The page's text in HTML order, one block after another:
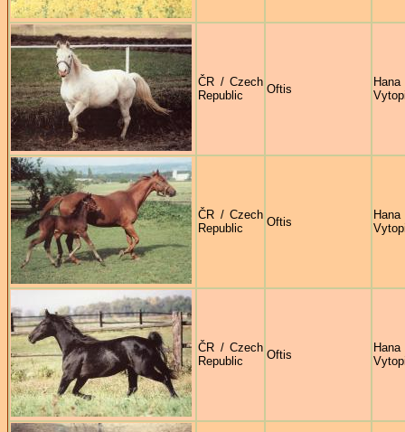
ČR / Czech
Republic
Oftis
Hana
ČR / Czech
Republic
Oftis
Hana
ČR / Czech
Republic
Oftis
Hana